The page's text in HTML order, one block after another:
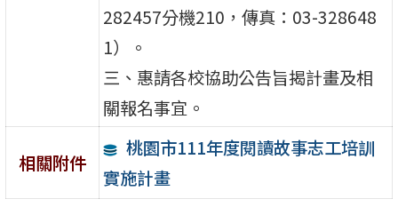
282457分機210，傳真：03-328648
1）。
三、惠請各校協助公告旨揭計畫及相
關報名事宜。
相關附件
桃園市111年度閱讀故事志工培訓
實施計畫